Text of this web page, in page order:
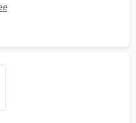
и сливной помпе.